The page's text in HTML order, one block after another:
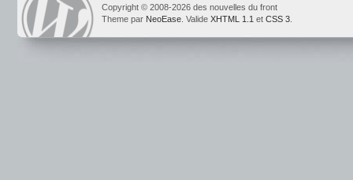
Copyright © 2008-2026 des nouvelles du front
Theme par NeoEase . Valide XHTML 1.1 et CSS 3